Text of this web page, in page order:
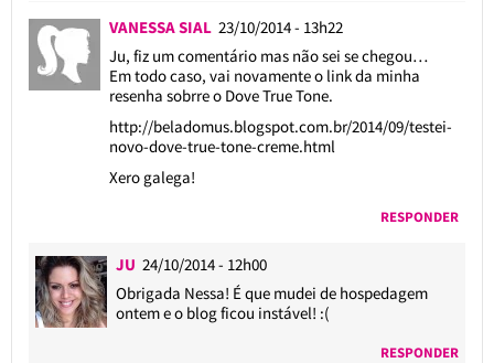
VANESSA SIAL 23/10/2014 - 13h22
Ju, fiz um comentário mas não sei se chegou…
Em todo caso, vai novamente o link da minha
resenha sobrre o Dove True Tone.
http://beladomus.blogspot.com.br/2014/09/testei-
novo-dove-true-tone-creme.html
Xero galega!
RESPONDER
JU 24/10/2014 - 12h00
Obrigada Nessa! É que mudei de hospedagem
ontem e o blog ficou instável! :(
RESPONDER